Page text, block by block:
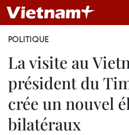
POLITIQUE
La visite au
président du
crée un nouvel
bilatéraux